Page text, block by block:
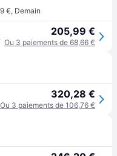
€, Demain
205,99 €
Ou 3 paiements de 68,66 €
320,28 €
Ou 3 paiements de 106,76 €